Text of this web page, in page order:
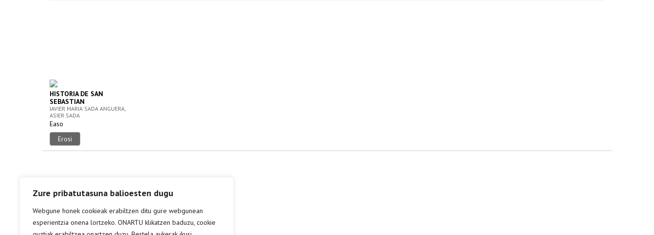
Zure pribatutasuna balioesten dugu
Webgune honek cookieak erabiltzen ditu gure webgunean
esperientzia onena lortzeko. ONARTU klikatzen baduzu, cookie
HISTORIA DE SAN
SEBASTIAN
JAVIER MARIA SADA ANGUERA,
ASIER SADA
Easo
Erosi